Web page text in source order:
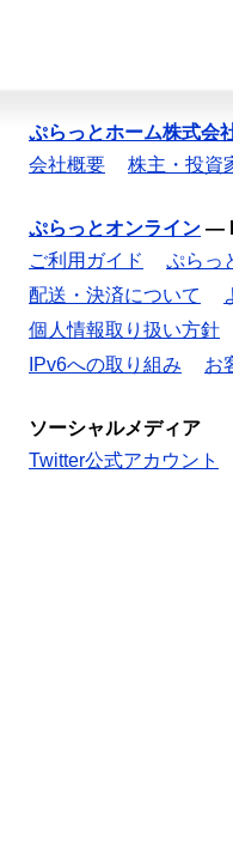
ぷらっとホーム株式会
会社概要
株主・投資
ぷらっとオンライン —
ご利用ガイド
ぷらっ
配送・決済について
個人情報取り扱い方針
IPv6への取り組み
お
ソーシャルメディア
Twitter公式アカウント